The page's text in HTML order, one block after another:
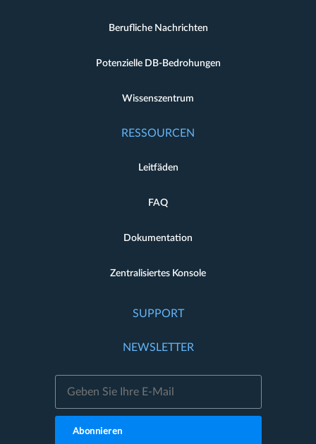
Berufliche Nachrichten
Potenzielle DB-Bedrohungen
Wissenszentrum
RESSOURCEN
Leitfäden
FAQ
Dokumentation
Zentralisiertes Konsole
SUPPORT
NEWSLETTER
Abonnieren